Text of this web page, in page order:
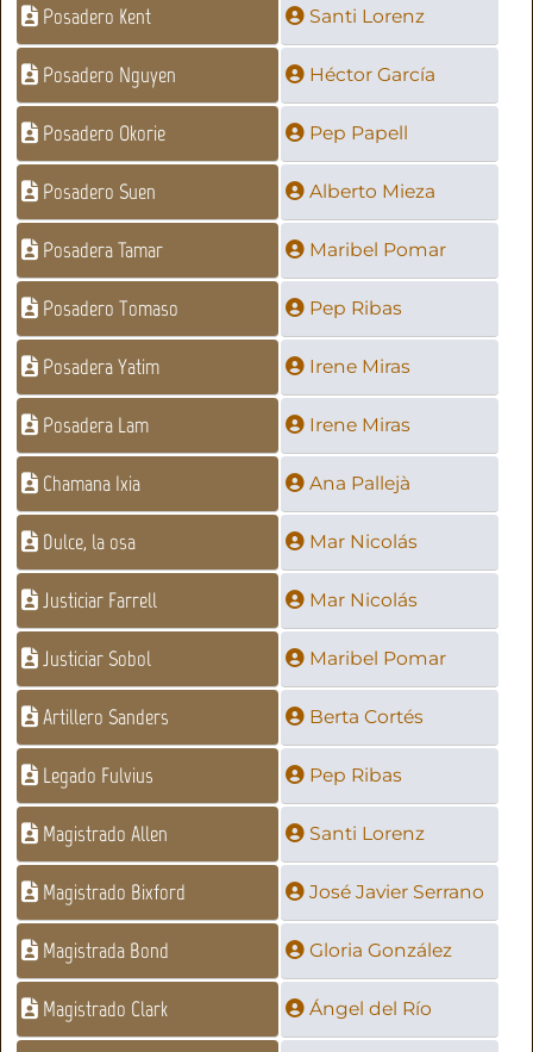
Posadero Kent Santi Lorenz
Posadero Nguyen Héctor García
Posadero Okorie Pep Papell
Posadero Suen Alberto Mieza
Posadera Tamar Maribel Pomar
Posadero Tomaso Pep Ribas
Posadera Yatim Irene Miras
Posadera Lam Irene Miras
Chamana Ixia Ana Pallejà
Dulce, la osa Mar Nicolás
Justiciar Farrell Mar Nicolás
Justiciar Sobol Maribel Pomar
Artillero Sanders Berta Cortés
Legado Fulvius Pep Ribas
Magistrado Allen Santi Lorenz
Magistrado Bixford José Javier Serrano
Magistrada Bond Gloria González
Magistrado Clark Ángel del Río